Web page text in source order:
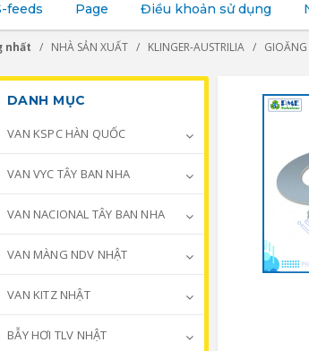
feeds Page Điều khoản sử dụng
nhất NHÀ SẢN XUẤT KLINGER-AUSTRILIA
DANH MỤC
VAN KSPC HÀN QUỐC
VAN VYC TÂY BAN NHA
VAN NACIONAL TÂY BAN NHA
VAN MÀNG NDV NHẬT
VAN KITZ NHẬT
BẪY HƠI TLV NHẬT